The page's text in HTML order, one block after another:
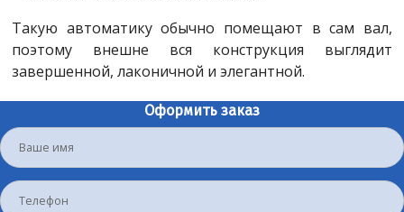
Такую автоматику обычно помещают в сам вал,
поэтому внешне вся конструкция выглядит
завершенной, лаконичной и элегантной.
Оформить заказ